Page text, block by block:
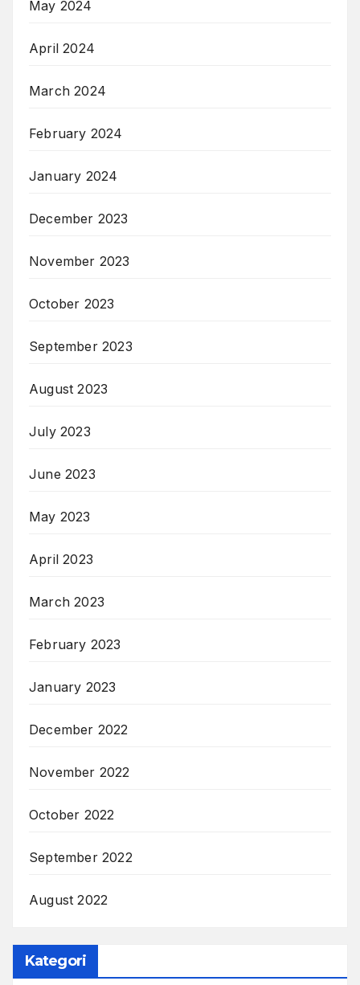
May 2024
April 2024
March 2024
February 2024
January 2024
December 2023
November 2023
October 2023
September 2023
August 2023
July 2023
June 2023
May 2023
April 2023
March 2023
February 2023
January 2023
December 2022
November 2022
October 2022
September 2022
August 2022
Kategori